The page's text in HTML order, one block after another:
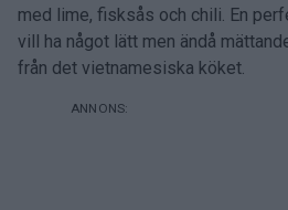
med lime, fisksås och chili. En
vill ha något lätt men ändå
från det vietnamesiska köket.